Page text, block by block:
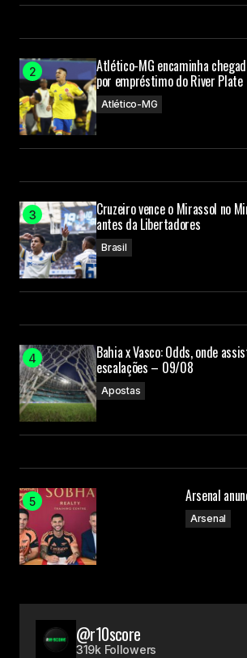
Atlético-MG encaminha
por empréstimo do River Plate
Atlético-MG
Cruzeiro vence o Mirassol no
antes da Libertadores
Brasil
Bahia x Vasco: Odds, onde
escalações – 09/08
Apostas
Arsenal
Arsenal
@r10score
319k Followers